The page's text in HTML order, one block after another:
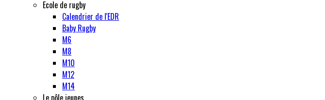
Ecole de rugby
Calendrier de l'EDR
Baby Rugby
M6
M8
M10
M12
M14
Le pôle jeunes